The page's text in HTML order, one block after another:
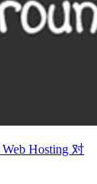
Hosting 对